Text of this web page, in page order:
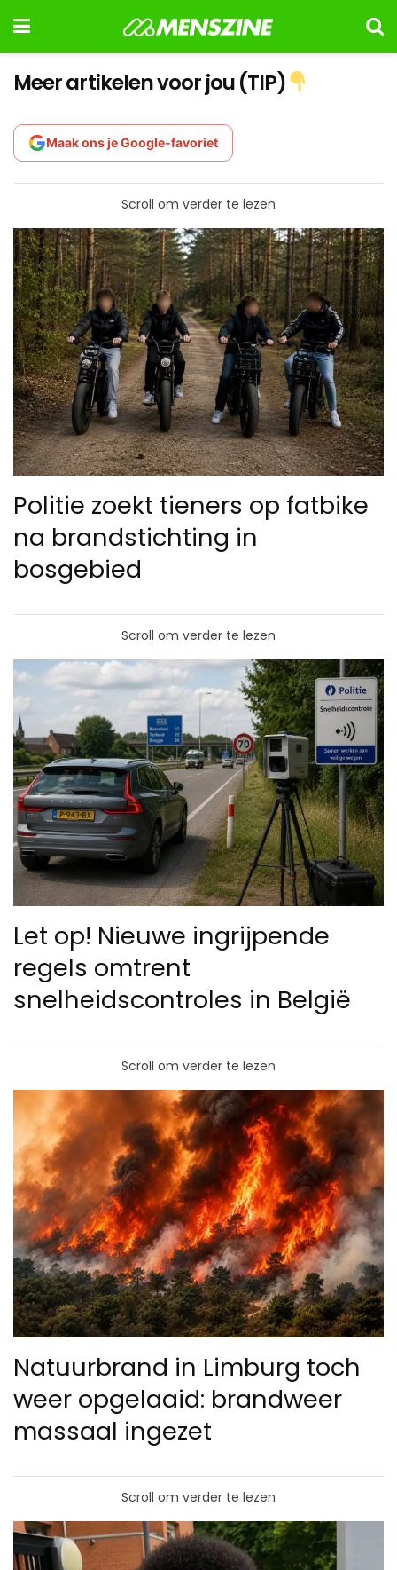
Meer artikelen voor jou (TIP)
Maak ons je Google-favoriet
Scroll om verder te lezen
Politie zoekt tieners op fatbike
na brandstichting in
bosgebied
Scroll om verder te lezen
Let op! Nieuwe ingrijpende
regels omtrent
snelheidscontroles in België
Scroll om verder te lezen
Natuurbrand in Limburg toch
weer opgelaaid: brandweer
massaal ingezet
Scroll om verder te lezen